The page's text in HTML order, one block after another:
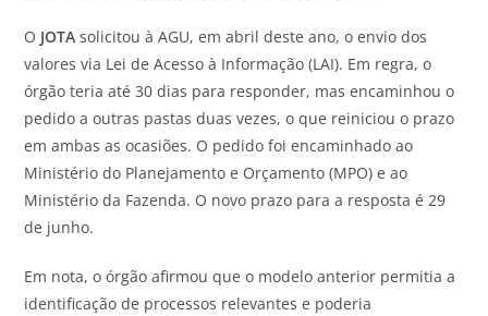
O JOTA solicitou à AGU, em abril deste ano, o envio dos
valores via Lei de Acesso à Informação (LAI). Em regra, o
órgão teria até 30 dias para responder, mas encaminhou o
pedido a outras pastas duas vezes, o que reiniciou o prazo
em ambas as ocasiões. O pedido foi encaminhado ao
Ministério do Planejamento e Orçamento (MPO) e ao
Ministério da Fazenda. O novo prazo para a resposta é 29
de junho.
Em nota, o órgão afirmou que o modelo anterior permitia a
identificação de processos relevantes e poderia